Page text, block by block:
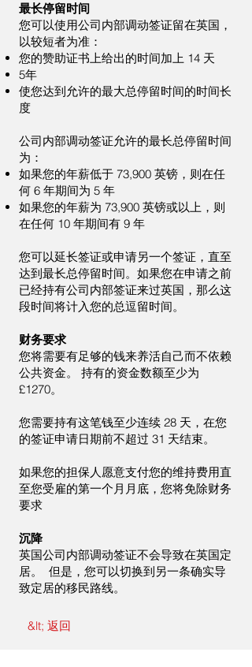
最长停留时间
您可以使用公司内部调动签证留在英国，
以较短者为准：
您的赞助证书上给出的时间加上 14 天
5年
使您达到允许的最大总停留时间的时间长
度
公司内部调动签证允许的最长总停留时间
为：
如果您的年薪低于 73,900 英镑，则在任
何 6 年期间为 5 年
如果您的年薪为 73,900 英镑或以上，则
在任何 10 年期间有 9 年
您可以延长签证或申请另一个签证，直至
达到最长总停留时间。如果您在申请之前
已经持有公司内部签证来过英国，那么这
段时间将计入您的总逗留时间。
财务要求
您将需要有足够的钱来养活自己而不依赖
公共资金。 持有的资金数额至少为
£1270。
您需要持有这笔钱至少连续 28 天，在您
的签证申请日期前不超过 31 天结束。
如果您的担保人愿意支付您的维持费用直
至您受雇的第一个月月底，您将免除财务
要求
沉降
英国公司内部调动签证不会导致在英国定
居。 但是，您可以切换到另一条确实导
致定居的移民路线。
&lt; 返回